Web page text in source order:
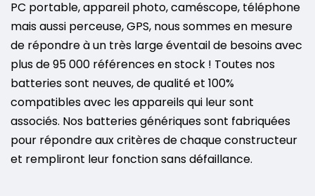
PC portable, appareil photo, caméscope, téléphone
mais aussi perceuse, GPS, nous sommes en mesure
de répondre à un très large éventail de besoins avec
plus de 95 000 références en stock ! Toutes nos
batteries sont neuves, de qualité et 100%
compatibles avec les appareils qui leur sont
associés. Nos batteries génériques sont fabriquées
pour répondre aux critères de chaque constructeur
et rempliront leur fonction sans défaillance.